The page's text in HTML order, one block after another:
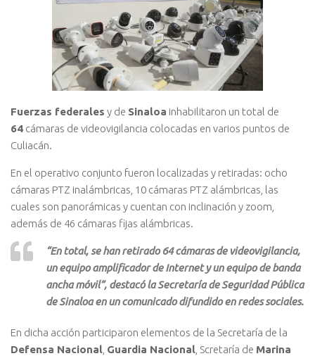
Fuerzas federales y de Sinaloa inhabilitaron un total de
64 cámaras de videovigilancia colocadas en varios puntos de
Culiacán.
En el operativo conjunto fueron localizadas y retiradas: ocho
cámaras PTZ inalámbricas, 10 cámaras PTZ alámbricas, las
cuales son panorámicas y cuentan con inclinación y zoom,
además de 46 cámaras fijas alámbricas.
“En total, se han retirado 64 cámaras de videovigilancia,
un equipo amplificador de Internet y un equipo de banda
ancha móvil”, destacó la Secretaría de Seguridad Pública
de Sinaloa en un comunicado difundido en redes sociales.
En dicha acción participaron elementos de la Secretaría de la
Defensa Nacional Guardia Nacional , Scretaría de Marina